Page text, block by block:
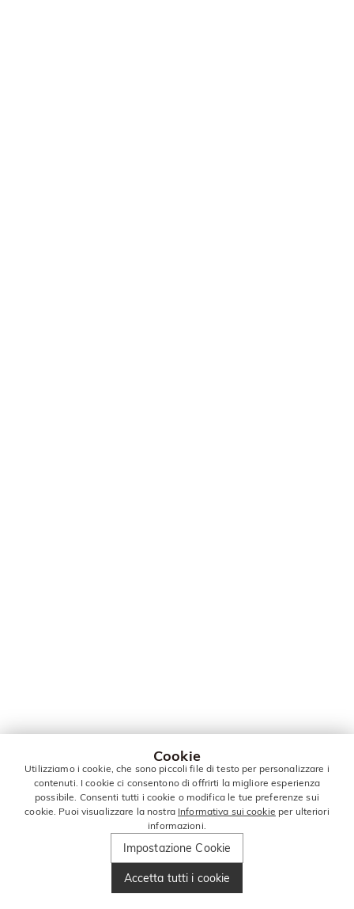
Cookie
Utilizziamo i cookie, che sono piccoli file di testo per personalizzare i
contenuti. I cookie ci consentono di offrirti la migliore esperienza
possibile. Consenti tutti i cookie o modifica le tue preferenze sui
cookie. Puoi visualizzare la nostra Informativa sui cookie per ulteriori
informazioni.
Impostazione Cookie
Accetta tutti i cookie